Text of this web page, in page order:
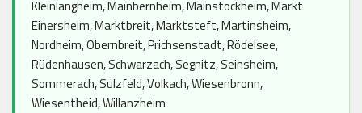
Kleinlangheim, Mainbernheim, Mainstockheim, Markt
Einersheim, Marktbreit, Marktsteft, Martinsheim,
Nordheim, Obernbreit, Prichsenstadt, Rödelsee,
Rüdenhausen, Schwarzach, Segnitz, Seinsheim,
Sommerach, Sulzfeld, Volkach, Wiesenbronn,
Wiesentheid, Willanzheim